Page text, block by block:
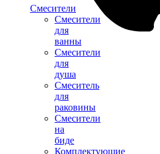
Смесители
Смесители
для
ванны
Смесители
для
душа
Смеситель
для
раковины
Смесители
на
биде
Комплектующие